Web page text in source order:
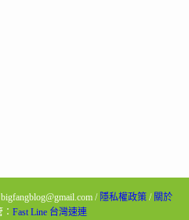
/ 隱私權政策 / 關於
Fast Line 台灣速連